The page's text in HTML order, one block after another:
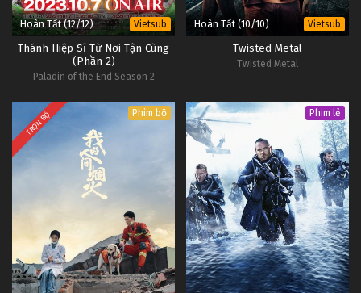
Hoàn Tất (12/12) Vietsub
Thánh Hiệp Sĩ Từ Nơi Tận Cùng
(Phần 2)
Paladin of the End Season 2
Hoàn Tất (10/10) Vietsub
Twisted Metal
Twisted Metal
TRỌN BỘ Phim bộ Phim lẻ